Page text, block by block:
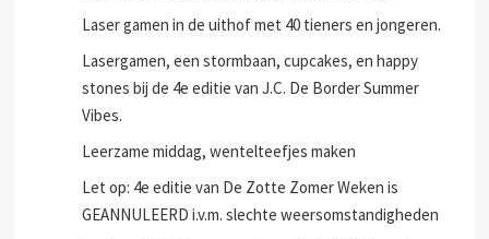
Laser gamen in de uithof met 40 tieners en jongeren.
Lasergamen, een stormbaan, cupcakes, en happy
stones bij de 4e editie van J.C. De Border Summer
Vibes.
Leerzame middag, wentelteefjes maken
Let op: 4e editie van De Zotte Zomer Weken is
GEANNULEERD i.v.m. slechte weersomstandigheden